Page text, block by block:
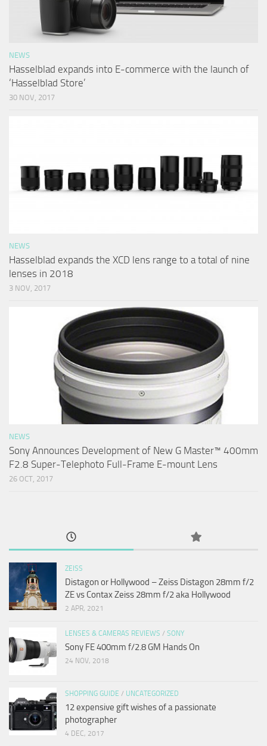
NEWS
Hasselblad expands into E-commerce with the launch of
‘Hasselblad Store’
30 NOV, 2017
NEWS
Hasselblad expands the XCD lens range to a total of nine
lenses in 2018
3 NOV, 2017
NEWS
Sony Announces Development of New G Master™ 400mm
F2.8 Super-Telephoto Full-Frame E-mount Lens
26 OCT, 2017
ZEISS
Distagon or Hollywood – Zeiss Distagon 28mm f/2
ZE vs Contax Zeiss 28mm f/2 aka Hollywood
2 APR, 2021
LENSES & CAMERAS REVIEWS / SONY
Sony FE 400mm f/2.8 GM Hands On
24 NOV, 2018
SHOPPING GUIDE / UNCATEGORIZED
12 expensive gift wishes of a passionate
photographer
4 DEC, 2017